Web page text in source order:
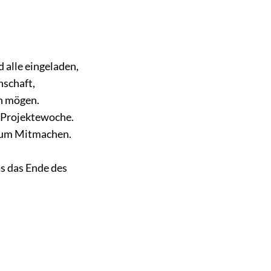
alle eingeladen,
mögen.​
Mitmachen.
das Ende des